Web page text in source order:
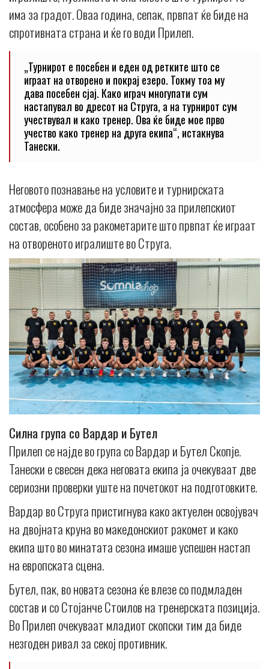
има за градот. Оваа година, сепак, првпат ќе биде на
спротивната страна и ќе го води Прилеп.
„Турнирот е посебен и еден од ретките што се
играат на отворено и покрај езеро. Токму тоа му
дава посебен сјај. Како играч многупати сум
настапувал во дресот на Струга, а на турнирот сум
учествувал и како тренер. Ова ќе биде мое прво
учество како тренер на друга екипа“, истакнува
Танески.
Неговото познавање на условите и турнирската
атмосфера може да биде значајно за прилепскиот
состав, особено за ракометарите што првпат ќе играат
на отвореното игралиште во Струга.
Силна група со Вардар и Бутел
Прилеп се најде во група со Вардар и Бутел Скопје.
Танески е свесен дека неговата екипа ја очекуваат две
сериозни проверки уште на почетокот на подготовките.
Вардар во Струга пристигнува како актуелен освојувач
на двојната круна во македонскиот ракомет и како
екипа што во минатата сезона имаше успешен настап
на европската сцена.
Бутел, пак, во новата сезона ќе влезе со подмладен
состав и со Стојанче Стоилов на тренерската позиција.
Во Прилеп очекуваат младиот скопски тим да биде
незгоден ривал за секој противник.